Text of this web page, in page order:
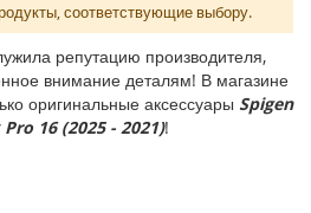
соответствующие выбору.
репутацию производителя,
внимание деталям! В магазине
оригинальные аксессуары Spigen
16 (2025 - 2021)!